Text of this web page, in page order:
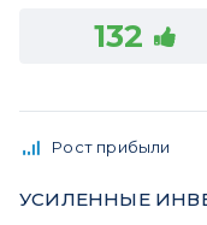
132
Рост прибыли
УСИЛЕННЫЕ